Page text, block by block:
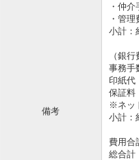
備考
・仲
・管
小計：
（銀
事務手
印紙代
保証料
※ネッ
小計：
費用合
総合計